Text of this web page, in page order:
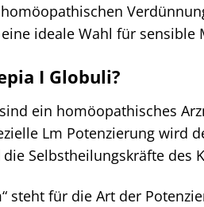
ideale Wahl für
I Globuli?
ein homöopathisches
Lm Potenzierung wird
die Selbstheilungskräfte
steht für die Art der